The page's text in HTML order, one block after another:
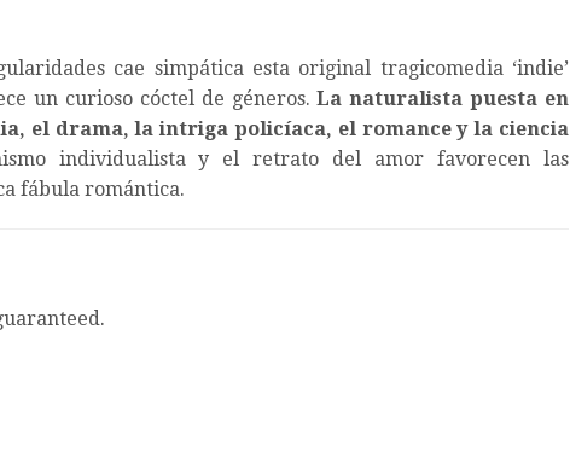
cae simpática esta original tragicomedia ‘indie’
un curioso cóctel de géneros.La naturalista puesta en
el drama, la intriga policíaca, el romance y la ciencia
individualista y el retrato del amor favorecen las
fábula romántica.